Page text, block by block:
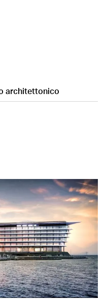
architettonico